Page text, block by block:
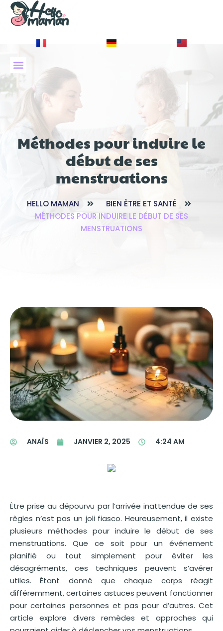
Méthodes pour induire le
début de ses
menstruations
HELLO MAMAN
BIEN ÊTRE ET SANTÉ
MÉTHODES POUR INDUIRE LE DÉBUT DE SES
MENSTRUATIONS
ANAÏS JANVIER 2, 2025 4:24 AM
Être prise au dépourvu par l’arrivée inattendue de ses
règles n’est pas un joli fiasco. Heureusement, il existe
plusieurs méthodes pour induire le début de ses
menstruations. Que ce soit pour un événement
planifié ou tout simplement pour éviter les
désagréments, ces techniques peuvent s’avérer
utiles. Étant donné que chaque corps réagit
différemment, certaines astuces peuvent fonctionner
pour certaines personnes et pas pour d’autres. Cet
article explore divers remèdes et approches qui